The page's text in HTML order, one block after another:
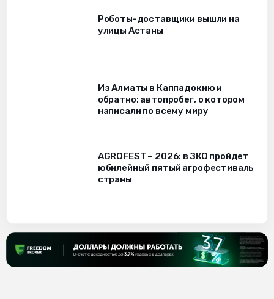
Роботы-доставщики вышли на
улицы Астаны
Из Алматы в Каппадокию и
обратно: автопробег, о котором
написали по всему миру
AGROFEST – 2026: в ЗКО пройдет
юбилейный пятый агрофестиваль
страны